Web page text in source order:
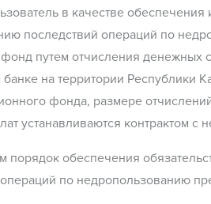
в качестве
последствий операций по
путем отчисления денежных
на территории Республики
фонда, размере
устанавливаются контрактом с
порядок обеспечения
по недропользованию